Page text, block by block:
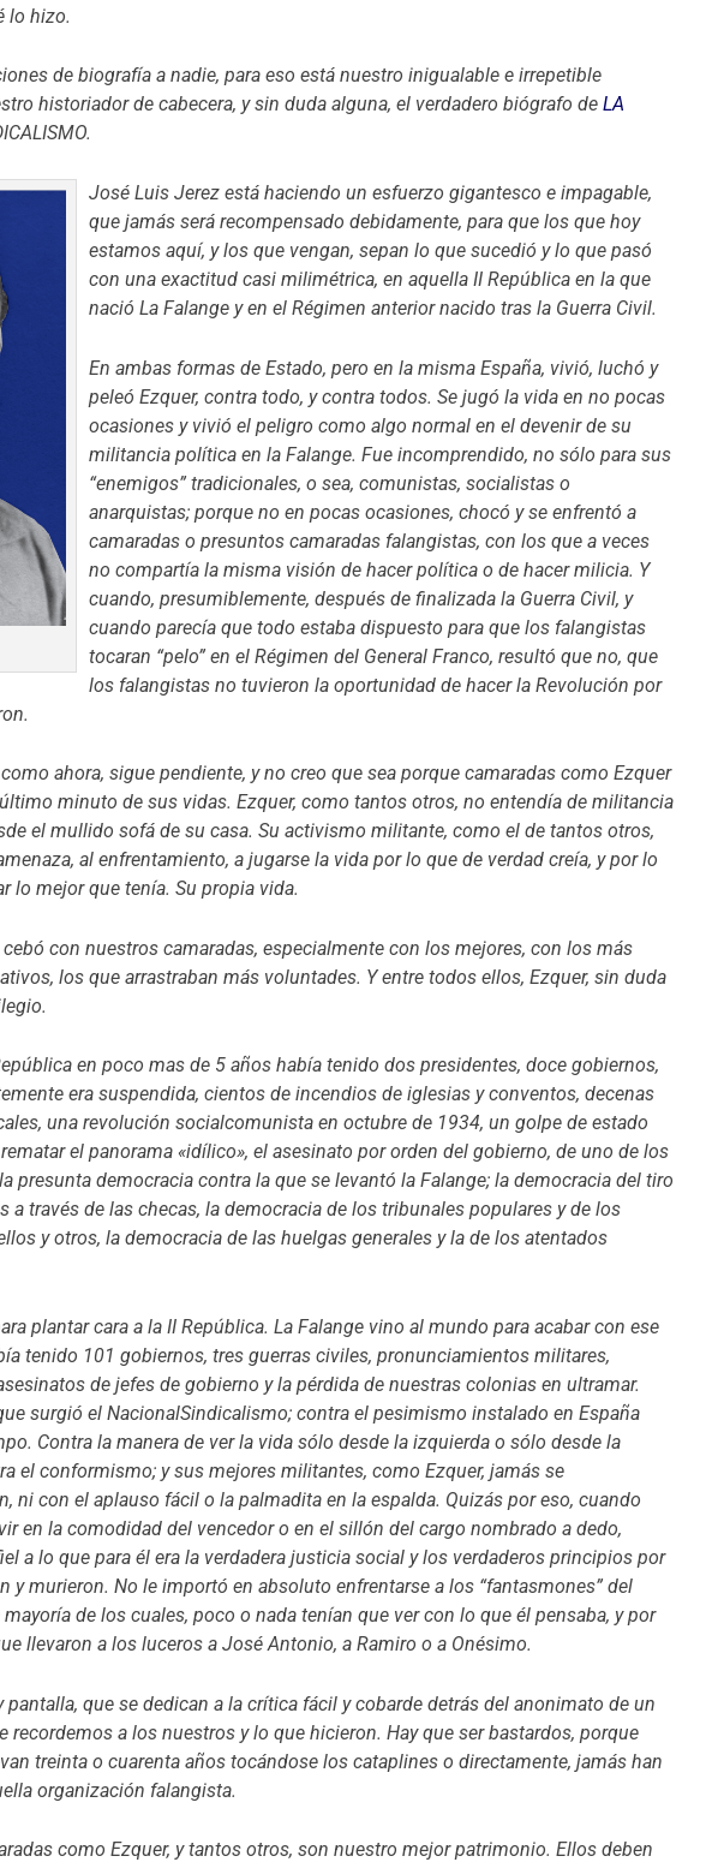
lo hizo.
de biografía a nadie, para eso está nuestro inigualable e irrepetible
historiador de cabecera, y sin duda alguna, el verdadero biógrafo deLA
José Luis Jerez está haciendo un esfuerzo gigantesco e impagable,
que jamás será recompensado debidamente, para que los que hoy
estamos aquí, y los que vengan, sepan lo que sucedió y lo que pasó
con una exactitud casi milimétrica, en aquella II República en la que
nació La Falange y en el Régimen anterior nacido tras la Guerra Civil.
En ambas formas de Estado, pero en la misma España, vivió, luchó y
peleó Ezquer, contra todo, y contra todos. Se jugó la vida en no pocas
ocasiones y vivió el peligro como algo normal en el devenir de su
militancia política en la Falange. Fue incomprendido, no sólo para sus
“enemigos” tradicionales, o sea, comunistas, socialistas o
anarquistas; porque no en pocas ocasiones, chocó y se enfrentó a
camaradas o presuntos camaradas falangistas, con los que a veces
no compartía la misma visión de hacer política o de hacer milicia. Y
cuando, presumiblemente, después de finalizada la Guerra Civil, y
cuando parecía que todo estaba dispuesto para que los falangistas
tocaran “pelo” en el Régimen del General Franco, resultó que no, que
los falangistas no tuvieron la oportunidad de hacer la Revolución por
ahora, sigue pendiente, y no creo que sea porque camaradas como Ezquer
minuto de sus vidas. Ezquer, como tantos otros, no entendía de militancia
el mullido sofá de su casa. Su activismo militante, como el de tantos otros,
al enfrentamiento, a jugarse la vida por lo que de verdad creía, y por lo
lo mejor que tenía. Su propia vida.
con nuestros camaradas, especialmente con los mejores, con los más
los que arrastraban más voluntades. Y entre todos ellos, Ezquer, sin duda
en poco mas de 5 años había tenido dos presidentes, doce gobiernos,
era suspendida, cientos de incendios de iglesias y conventos, decenas
una revolución socialcomunista en octubre de 1934, un golpe de estado
el panorama «idílico», el asesinato por orden del gobierno, de uno de los
presunta democracia contra la que se levantó la Falange; la democracia del tiro
a través de las checas, la democracia de los tribunales populares y de los
y otros, la democracia de las huelgas generales y la de los atentados
plantar cara a la II República.La Falange vino al mundo para acabar con ese
tenido 101 gobiernos, tres guerras civiles, pronunciamientos militares,
de jefes de gobierno y la pérdida de nuestras colonias en ultramar.
surgió el NacionalSindicalismo; contra el pesimismo instalado en España
Contra la manera de ver la vida sólo desde la izquierda o sólo desde la
el conformismo; y sus mejores militantes, como Ezquer, jamás se
ni con el aplauso fácil o la palmadita en la espalda. Quizás por eso, cuando
en la comodidad del vencedor o en el sillón del cargo nombrado a dedo,
a lo que para él era la verdadera justicia social y los verdaderos principios por
y murieron. No le importó en absoluto enfrentarse a los “fantasmones” del
de los cuales, poco o nada tenían que ver con lo que él pensaba, y por
llevaron a los luceros a José Antonio, a Ramiro o a Onésimo.
que se dedican a la crítica fácil y cobarde detrás del anonimato de un
recordemos a los nuestros y lo que hicieron. Hay que ser bastardos, porque
treinta o cuarenta años tocándose los cataplines o directamente, jamás han
organización falangista.
como Ezquer, y tantos otros, son nuestro mejor patrimonio.Ellos deben